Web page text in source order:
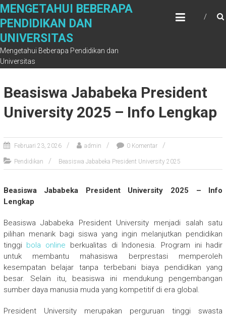
Skip
content
MENGETAHUI BEBERAPA
PENDIDIKAN DAN
UNIVERSITAS
Mengetahui Beberapa Pendidikan dan
Universitas
Beasiswa Jababeka President
University 2025 – Info Lengkap
Februari 23, 2026 admin 0 Komentar
Pendidikan Beasiswa Jababeka President University 2025
Beasiswa Jababeka President University 2025 – Info
Lengkap
Beasiswa Jababeka President University menjadi salah satu
pilihan menarik bagi siswa yang ingin melanjutkan pendidikan
tinggi bola online berkualitas di Indonesia. Program ini hadir
untuk membantu mahasiswa berprestasi memperoleh
kesempatan belajar tanpa terbebani biaya pendidikan yang
besar. Selain itu, beasiswa ini mendukung pengembangan
sumber daya manusia muda yang kompetitif di era global.
President Universitymerupakan perguruan tinggi swasta